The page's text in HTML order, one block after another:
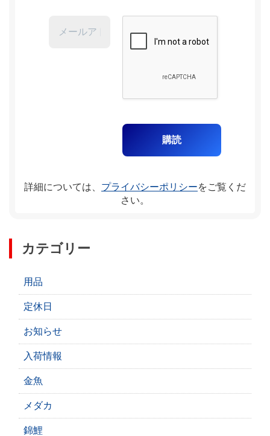
詳細については、 プライバシーポリシーをご覧くだ
さい。
カテゴリー
用品
定休日
お知らせ
入荷情報
金魚
メダカ
錦鯉